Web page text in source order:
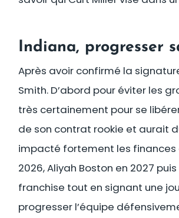
Indiana, progresser
Après avoir confirmé la
Smith. D’abord pour éviter les
très certainement pour se
de son contrat rookie et aurait
impacté fortement les finances
2026, Aliyah Boston en 2027
franchise tout en signant une
progresser l’équipe